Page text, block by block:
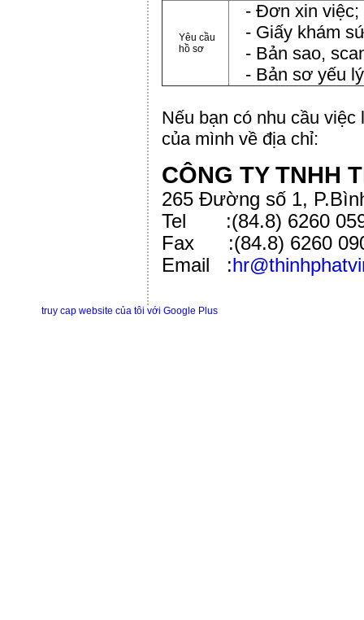
Yêu cầu
hồ sơ
- Đơn xin việc;
- Giấy khám
- Bản sao,
- Bản sơ yếu
Nếu bạn có nhu cầu
của mình về địa chỉ:
CÔNG TY TNHH
265 Đường số 1,
Tel :(84.8) 6260
Fax :(84.8) 6260
Email :
truy cap website của tôi với Google Plus